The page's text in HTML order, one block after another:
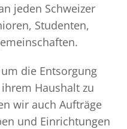
jeden Schweizer
Studenten,
die Entsorgung
Haushalt zu
wir auch Aufträge
und Einrichtungen